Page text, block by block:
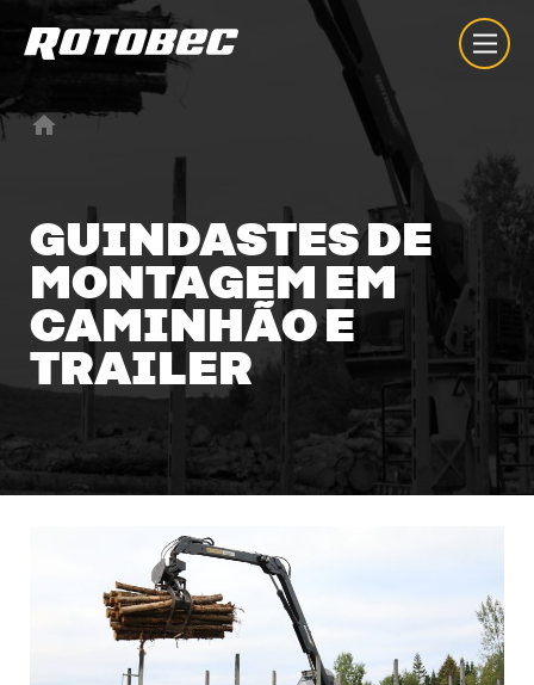
ENCONTRE UM REVENDEDOR PERTO
A nossa empresa
GUINDASTESDE
MONTAGEM EM
CAMINHÃOE
TRAILER